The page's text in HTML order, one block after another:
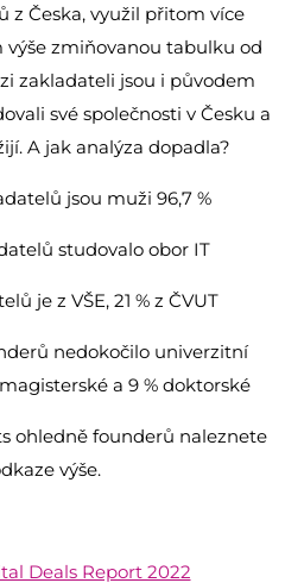
z Česka, využil přitom více
výše zmiňovanou tabulku od
zakladateli jsou i původem
své společnosti v Česku a
A jak analýza dopadla?
jsou muži 96,7 %
studovalo obor IT
je z VŠE, 21 % z ČVUT
nedokočilo univerzitní
a 9 % doktorské
ohledně founderů naleznete
výše.
Deals Report 2022